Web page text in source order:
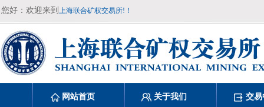
您好：欢迎来到 上海联合矿权交易所!！
网站首页 关于我们 交易